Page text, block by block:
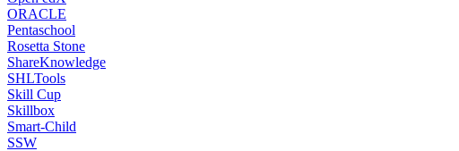
ORACLE
Pentaschool
Rosetta Stone
ShareKnowledge
SHLTools
Skill Cup
Skillbox
Smart-Child
SSW